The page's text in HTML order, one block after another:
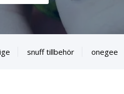
snuff tillbehör onegee